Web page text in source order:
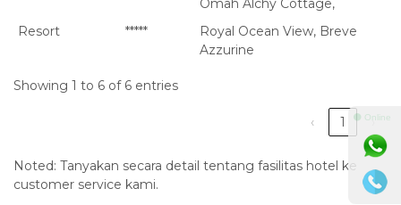
Omah Alchy Cottage,
Resort
*****
Royal Ocean View, Breve
Azzurine
Showing 1 to 6 of 6 entries
‹ 1 ›
Noted: Tanyakan secara detail tentang fasilitas hotel ke
customer service kami.
⚫ Online